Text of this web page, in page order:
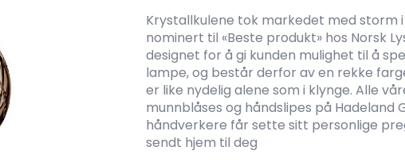
Krystallkulene tok markedet med storm i
nominert til «Beste produkt» hos Norsk
designet for å gi kunden mulighet til å
lampe, og består derfor av en rekke
er like nydelig alene som i klynge. Alle
munnblåses og håndslipes på Hadeland
håndverkere får sette sitt personlige
sendt hjem til deg